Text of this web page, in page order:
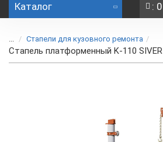
Каталог : 0
... Стапели для кузовного ремонта
Стапель платформенный K-110 SIVER